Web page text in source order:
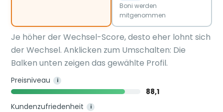
Boni werden
mitgenommen
Je höher der Wechsel-Score, desto eher lohnt sich
der Wechsel. Anklicken zum Umschalten: Die
Balken unten zeigen das gewählte Profil.
Preisniveau i
88,1
Kundenzufriedenheit
i